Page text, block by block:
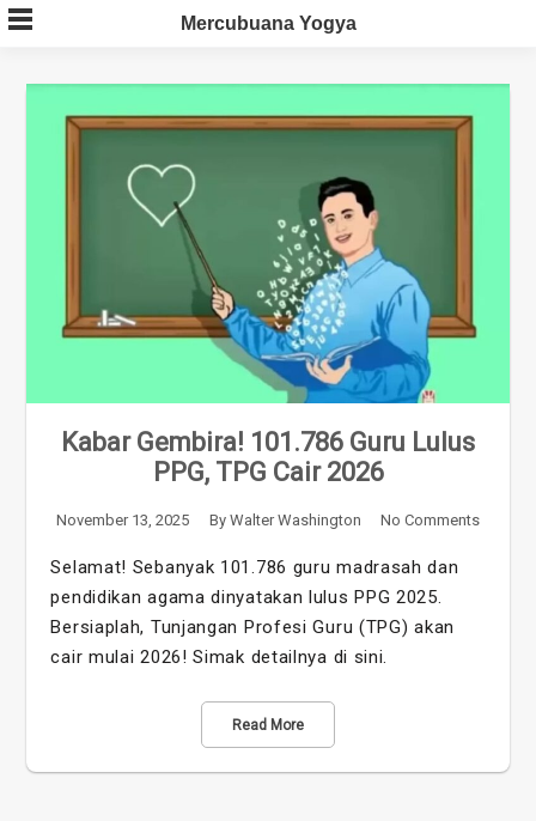
Skip
to
Mercubuana Yogya
Kabar Gembira! 101.786 Guru Lulus
PPG, TPG Cair 2026
November 13, 2025 By Walter Washington No Comments
Selamat! Sebanyak 101.786 guru madrasah dan
pendidikan agama dinyatakan lulus PPG 2025.
Bersiaplah, Tunjangan Profesi Guru (TPG) akan
cair mulai 2026! Simak detailnya di sini.
Read More